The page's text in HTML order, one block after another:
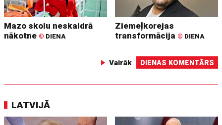
Mazo skolu neskaidrā
nākotne © DIENA
Ziemeļkorejas
transformācija © DIENA
Vairāk DIENAS KOMENTĀRS
LATVIJĀ